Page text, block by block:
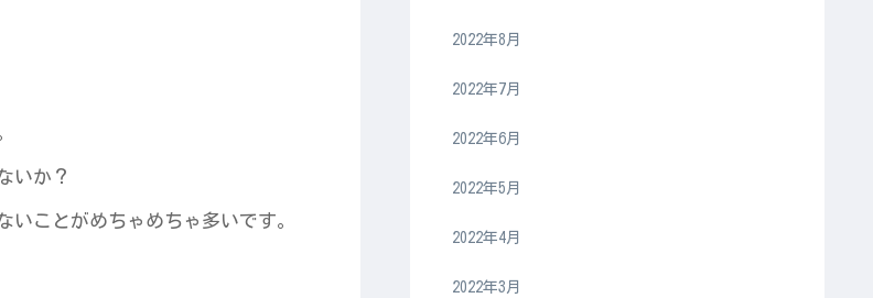
いか？
ことがめちゃめちゃ多いです。
2022年8月
2022年7月
2022年6月
2022年5月
2022年4月
2022年3月